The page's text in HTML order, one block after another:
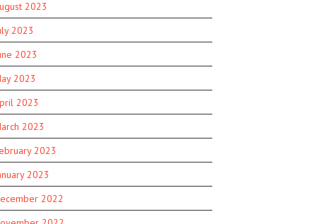
2023
2023
2023
2023
2023
2023
2023
2023
2022